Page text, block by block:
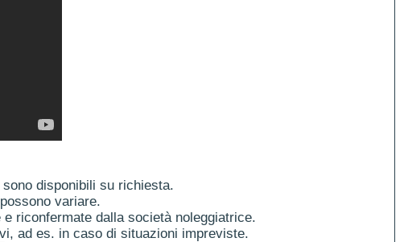
disponibili su richiesta.
variare.
riconfermate dalla società noleggiatrice.
ad es. in caso di situazioni impreviste.